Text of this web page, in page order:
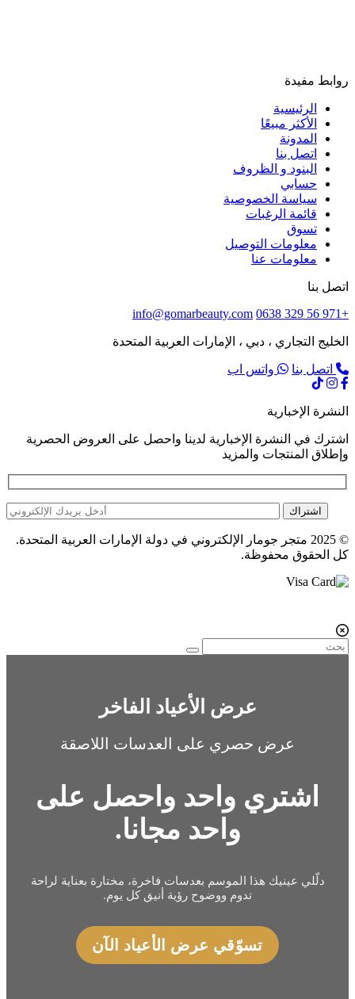
روابط مفيدة
الرئيسية
الأكثر مبيعًا
المدونة
اتصل بنا
البنود و الظروف
حسابي
سياسة الخصوصية
قائمة الرغبات
تسوق
معلومات التوصيل
معلومات عنا
اتصل بنا
+971 56 329 0638
info@gomarbeauty.com
الخليج التجاري ، دبي ، الإمارات العربية المتحدة
اتصل بنا واتس اب
النشرة الإخبارية
اشترك في النشرة الإخبارية لدينا واحصل على العروض الحصرية
وإطلاق المنتجات والمزيد
اشتراك
© 2025 متجر جومار الإلكتروني في دولة الإمارات العربية المتحدة.
كل الحقوق محفوظة.
عرض الأعياد الفاخر
عرض حصري على العدسات اللاصقة
اشتري واحد واحصل على
واحد مجانا.
دلّلي عينيك هذا الموسم بعدسات فاخرة، مختارة بعناية لراحة
تدوم ووضوح رؤية أنيق كل يوم.
تسوّقي عرض الأعياد الآن